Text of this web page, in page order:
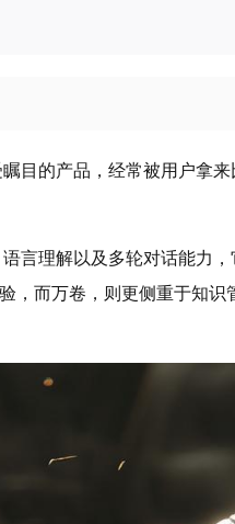
目的产品，经常被用户拿
言理解以及多轮对话能力
，而万卷，则更侧重于知识